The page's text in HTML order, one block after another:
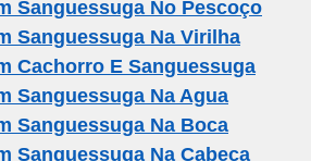
gr
a
m
s
A
p
p
e
Sanguessuga No Pescoço
Sanguessuga Na Virilha
Cachorro E Sanguessuga
Sanguessuga Na Agua
Sanguessuga Na Boca
Sanguessuga Na Cabeça